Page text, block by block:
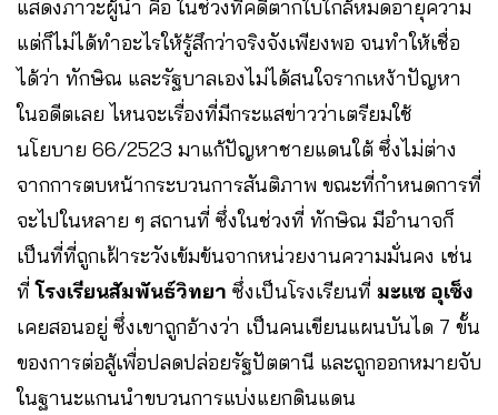
แสดงภาวะผู้นำ คือ ในช่วงที่คดีตากใบใกล้หมดอายุความ
แต่ก็ไม่ได้ทำอะไรให้รู้สึกว่าจริงจังเพียงพอ จนทำให้เชื่อ
ได้ว่า ทักษิณ และรัฐบาลเองไม่ได้สนใจรากเหง้าปัญหา
ในอดีตเลย ไหนจะเรื่องที่มีกระแสข่าวว่าเตรียมใช้
นโยบาย 66/2523 มาแก้ปัญหาชายแดนใต้ ซึ่งไม่ต่าง
จากการตบหน้ากระบวนการสันติภาพ ขณะที่กำหนดการที่
จะไปในหลาย ๆ สถานที่ ซึ่งในช่วงที่ ทักษิณ มีอำนาจก็
เป็นที่ที่ถูกเฝ้าระวังเข้มข้นจากหน่วยงานความมั่นคง เช่น
ที่โรงเรียนสัมพันธ์วิทยา ซึ่งเป็นโรงเรียนที่ มะแซ อุเซ็ง
เคยสอนอยู่ ซึ่งเขาถูกอ้างว่า เป็นคนเขียนแผนบันได 7 ขั้น
ของการต่อสู้เพื่อปลดปล่อยรัฐปัตตานี และถูกออกหมายจับ
ในฐานะแกนนำขบวนการแบ่งแยกดินแดน